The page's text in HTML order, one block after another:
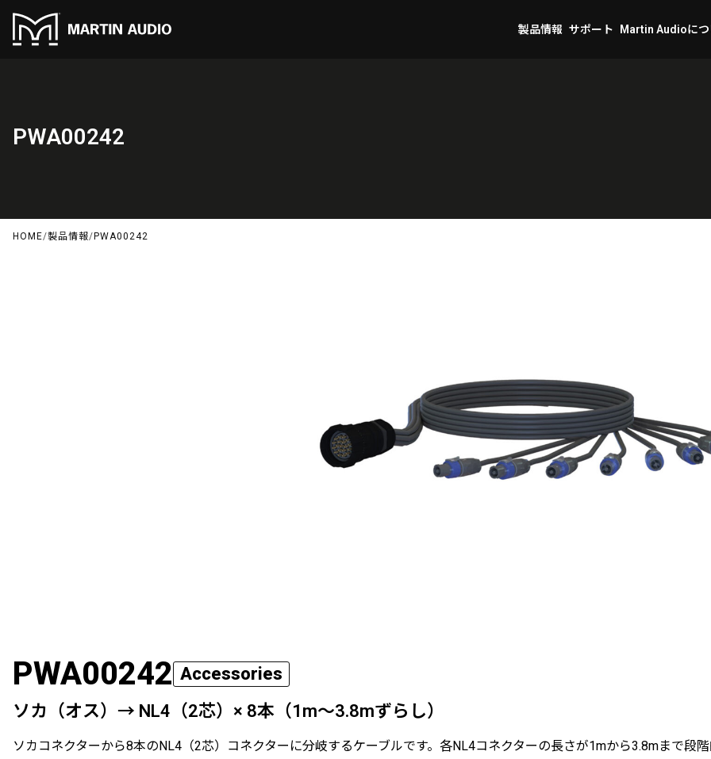
製品情報 サポート Martin Audioにつ
PWA00242
HOME/製品情報/ PWA00242
PWA00242 Accessories
ソカ（オス）→ NL4（2芯）× 8本（1m～3.8mずらし）
ソカコネクターから8本のNL4（2芯）コネクターに分岐するケーブルです。各NL4コネクターの長さが1mから3.8mまで段階